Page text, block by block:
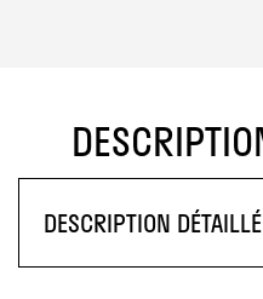
DESCRIPTION